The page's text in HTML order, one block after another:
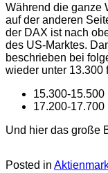
Während die ganze
auf der anderen
der DAX ist nach
des US-Marktes.
beschrieben bei
wieder unter 13.300
15.300-15.500
17.200-17.700
Und hier das große
Posted in